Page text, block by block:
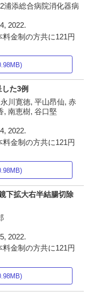
浦添総合病院消化器病
2022.
金制の方共に121円
た3例
川寛徳, 平山昂仙, 赤
, 南恵樹, 谷口堅
2022.
金制の方共に121円
下拡大右半結腸切除
2022.
金制の方共に121円